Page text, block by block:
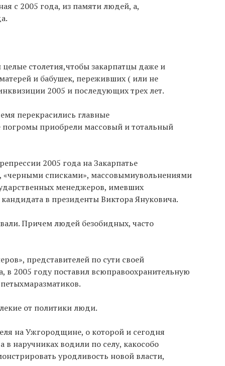
с 2005 года, из памяти людей, а,
столетия,чтобы закарпатцы даже и
и бабушек, переживших ( или не
2005 и последующих трех лет.
перекрасились главные
приобрели массовый и тотальный
2005 года на Закарпатье
«черными списками», массовымиувольнениями
менеджеров, имевших
в президенты Виктора Януковича.
Причем людей безобидных, часто
представителей по сути своей
2005 году поставил всюправоохранительную
от политики люди.
на Ужгородщине, о которой и сегодня
наручниках водили по селу, какособо
уродливость новой власти,